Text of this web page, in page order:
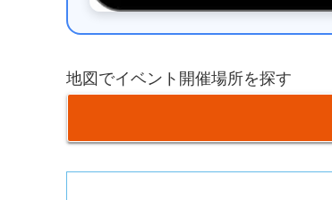
地図でイベント開催場所を探す